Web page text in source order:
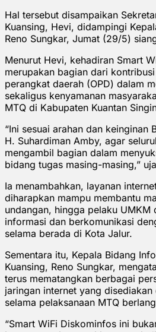
Hal tersebut disampaikan
Kuansing, Hevi, didampingi
Reno Sungkar, Jumat (29/5)
Menurut Hevi, kehadiran Smart
merupakan bagian dari
perangkat daerah (OPD) dalam
sekaligus kenyamanan
MTQ di Kabupaten Kuantan
“Ini sesuai arahan dan keinginan
H. Suhardiman Amby, agar
mengambil bagian dalam
bidang tugas masing-masing,”
Ia menambahkan, layanan
diharapkan mampu membantu
undangan, hingga pelaku UMKM
informasi dan berkomunikasi
selama berada di Kota Jalur.
Sementara itu, Kepala Bidang
Kuansing, Reno Sungkar,
terus mematangkan berbagai
jaringan internet yang
selama pelaksanaan MTQ
“Smart WiFi Diskominfos ini